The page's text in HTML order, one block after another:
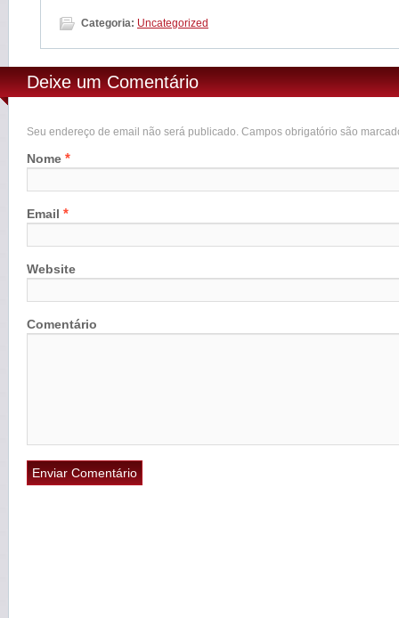
Categoria: Uncategorized
Deixe um Comentário
Seu endereço de email não será publicado. Campos obrigatório são
Nome *
Email *
Website
Comentário